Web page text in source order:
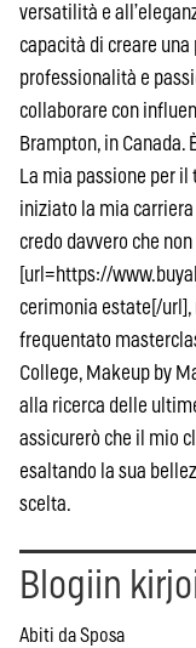
versatilità e
capacità di creare
professionalità e
collaborare con
Brampton, in Canada.
La mia passione per
iniziato la mia
credo davvero che
[url=https://
cerimonia estate[/
frequentato
College, Makeup by
alla ricerca delle
assicurerò che il mio
esaltando la sua
scelta.
Blogiin
Abiti da Sposa